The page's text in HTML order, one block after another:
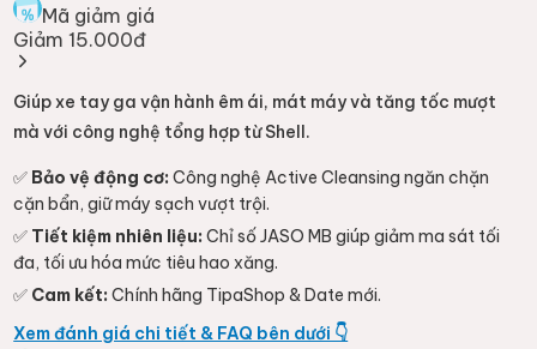
Mã giảm giá
Giảm 15.000đ
Giúp xe tay ga vận hành êm ái, mát máy và tăng tốc mượt
mà với công nghệ tổng hợp từ Shell.
✅ Bảo vệ động cơ: Công nghệ Active Cleansing ngăn chặn
cặn bẩn, giữ máy sạch vượt trội.
✅ Tiết kiệm nhiên liệu: Chỉ số JASO MB giúp giảm ma sát tối
đa, tối ưu hóa mức tiêu hao xăng.
✅ Cam kết: Chính hãng TipaShop & Date mới.
Xem đánh giá chi tiết & FAQ bên dưới 👇